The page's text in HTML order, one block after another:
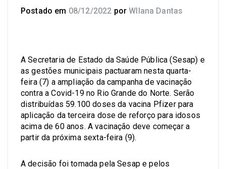
Postado em 08/12/2022 por Wllana Dantas
A Secretaria de Estado da Saúde Pública (Sesap) e
as gestões municipais pactuaram nesta quarta-
feira (7) a ampliação da campanha de vacinação
contra a Covid-19 no Rio Grande do Norte. Serão
distribuídas 59.100 doses da vacina Pfizer para
aplicação da terceira dose de reforço para idosos
acima de 60 anos. A vacinação deve começar a
partir da próxima sexta-feira (9).
A decisão foi tomada pela Sesap e pelos